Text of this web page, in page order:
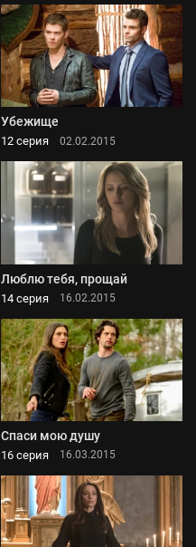
Убежище
12 серия 02.02.2015
Люблю тебя, прощай
14 серия 16.02.2015
Спаси мою душу
16 серия 16.03.2015